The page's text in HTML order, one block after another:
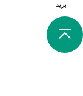
بريد